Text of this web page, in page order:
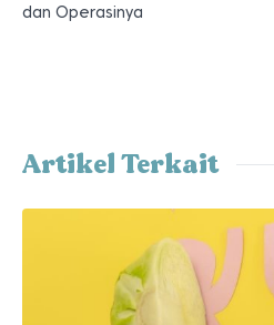
dan Operasinya
Artikel Terkait